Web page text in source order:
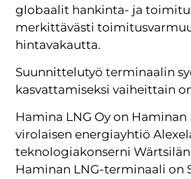
globaalit hankinta- ja
merkittävästi
hintavakautta.
Suunnittelutyö terminaalin
kasvattamiseksi vaiheittain
Hamina LNG Oy on Haminan
virolaisen energiayhtiö
teknologiakonserni
Haminan LNG-terminaali on